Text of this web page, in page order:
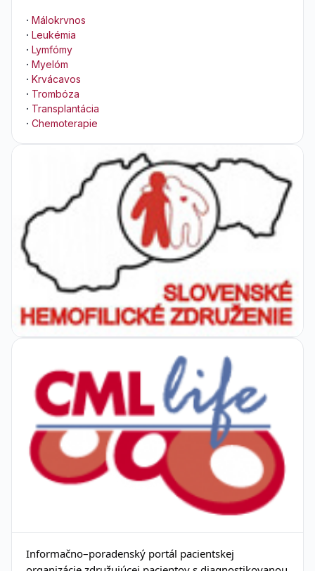
· Málokrvnos
· Leukémia
· Lymfómy
· Myelóm
· Krvácavos
· Trombóza
· Transplantácia
· Chemoterapie
Informačno–poradenský portál pacientskej